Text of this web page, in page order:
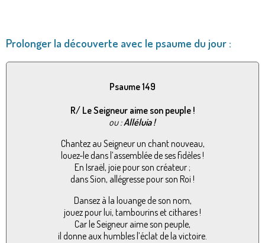
Prolonger la découverte avec le psaume du jour :
Psaume 149
R/ Le Seigneur aime son peuple !
ou :Alléluia !
Chantez au Seigneur un chant nouveau,
louez-le dans l’assemblée de ses fidèles !
En Israël, joie pour son créateur ;
dans Sion, allégresse pour son Roi !
Dansez à la louange de son nom,
jouez pour lui, tambourins et cithares !
Car le Seigneur aime son peuple,
il donne aux humbles l’éclat de la victoire.